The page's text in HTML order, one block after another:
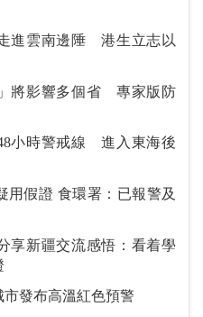
進雲南邊陲 港生立志以
將影響多個省 專家版防
小時警戒線 進入東海後
用假證 食環署：已報警及
享新疆交流感悟：看着學
發布高溫紅色預警